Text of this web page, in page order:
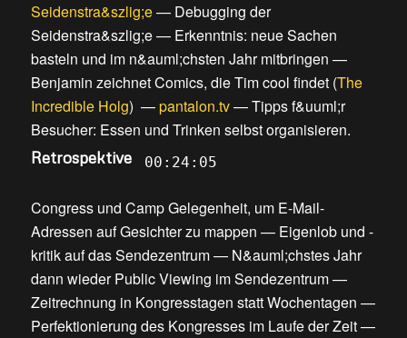
Seidenstra&szlig;e— Debugging der
Seidenstra&szlig;e— Erkenntnis: neue Sachen
basteln und im n&auml;chsten Jahr mitbringen —
Benjamin zeichnet Comics, die Tim cool findet(The
Incredible Holg) —pantalon.tv—Tipps f&uuml;r
Besucher: Essen und Trinken selbst organisieren.
Retrospektive 00:24:05
Congress und Camp Gelegenheit, um E-Mail-
Adressen auf Gesichter zu mappen — Eigenlob und -
kritik auf das Sendezentrum— N&auml;chstes Jahr
dann wieder Public Viewing im Sendezentrum—
Zeitrechnung in Kongresstagen statt Wochentagen —
Perfektionierung des Kongresses im Laufe der Zeit—